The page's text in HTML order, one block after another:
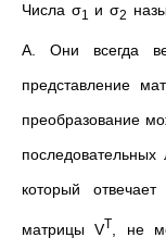
Числа σ1 и σ2
A. Они всегда
представление
преобразование
который
матрицы VT
, не